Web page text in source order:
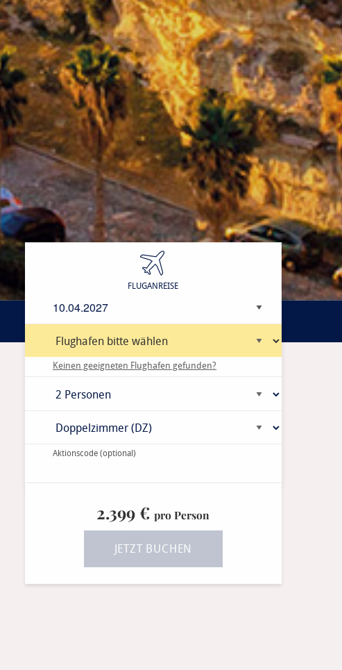
Keinen geeigneten Flughafen gefunden?
Aktionscode(optional)
2.399 €pro Person
JETZT BUCHEN